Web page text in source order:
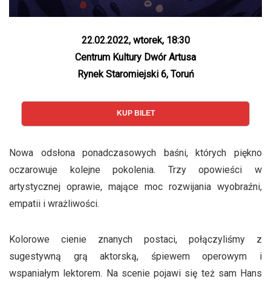
22.02.2022, wtorek, 18:30
Centrum Kultury Dwór Artusa
Rynek Staromiejski 6, Toruń
KUP BILET
Nowa odsłona ponadczasowych baśni, których piękno
oczarowuje kolejne pokolenia. Trzy opowieści w
artystycznej oprawie, mające moc rozwijania wyobraźni,
empatii i wrażliwości.
Kolorowe cienie znanych postaci, połączyliśmy z
sugestywną grą aktorską, śpiewem operowym i
wspaniałym lektorem. Na scenie pojawi się też sam Hans